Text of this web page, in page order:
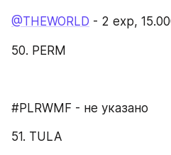
@THEWORLD - 2 exp,
50. PERM
#PLRWMF - не указано
51. TULA